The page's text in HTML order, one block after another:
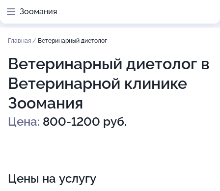
Зоомания
Главная / Ветеринарный диетолог
Ветеринарный диетолог в
Ветеринарной клинике
Зоомания
Цена: 800-1200 руб.
Цены на услугу